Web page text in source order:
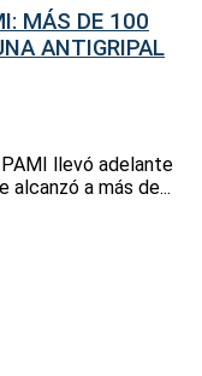
MÁS DE 100
ANTIGRIPAL
llevó adelante
alcanzó a más de...